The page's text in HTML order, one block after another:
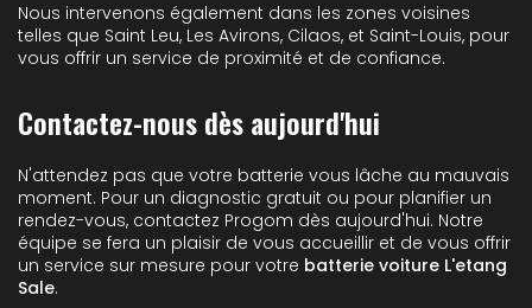
Nous intervenons également dans les zones voisines
telles que Saint Leu, Les Avirons, Cilaos, et Saint-Louis, pour
vous offrir un service de proximité et de confiance.
Contactez-nous dès aujourd'hui
N'attendez pas que votre batterie vous lâche au mauvais
moment. Pour un diagnostic gratuit ou pour planifier un
rendez-vous, contactez Progom dès aujourd'hui. Notre
équipe se fera un plaisir de vous accueillir et de vous offrir
un service sur mesure pour votre batterie voiture L'etang
Sale.